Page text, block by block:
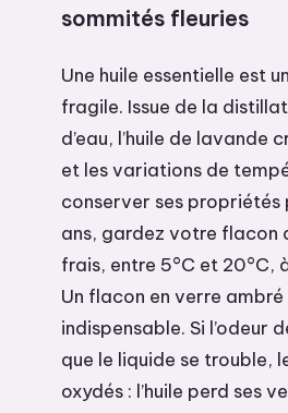
sommités fleuries
Une huile essentielle est
fragile. Issue de la
d’eau, l’huile de lavande
et les variations de
conserver ses propriétés
ans, gardez votre flacon
frais, entre 5°C et 20°C,
Un flacon en verre ambré
indispensable. Si l’odeur
que le liquide se trouble,
oxydés : l’huile perd ses